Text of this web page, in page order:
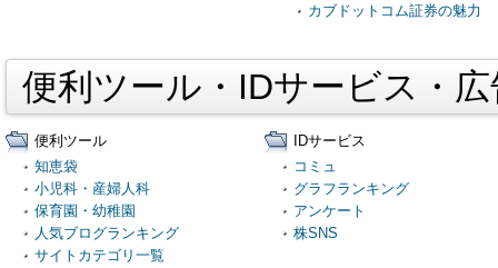
カブドットコム証券の魅力
便利ツール・IDサービス・
便利ツール
知恵袋
小児科・産婦人科
保育園・幼稚園
人気ブログランキング
サイトカテゴリ一覧
IDサービス
コミュ
グラフランキング
アンケート
株SNS